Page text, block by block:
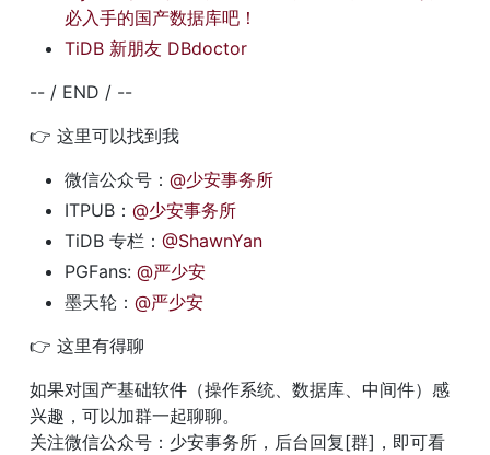
必入手的国产数据库吧！
TiDB 新朋友 DBdoctor
-- / END / --
👉 这里可以找到我
微信公众号： @少安事务所
ITPUB： @少安事务所
TiDB 专栏： @ShawnYan
PGFans: @严少安
墨天轮： @严少安
👉 这里有得聊
如果对国产基础软件（操作系统、数据库、中间件）感
兴趣，可以加群一起聊聊。
关注微信公众号：少安事务所，后台回复[群]，即可看